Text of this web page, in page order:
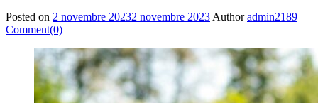
Posted on 2 novembre 20232 novembre 2023 Author admin2189
Comment(0)